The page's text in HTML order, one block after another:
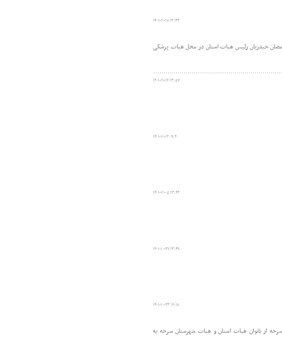
۱۴۰۱-۱۱-۱۸ ۱۳:۴۳
حیدریان رئیس هیات استان در محل هیات پزشکی
۱۴۰۱-۱۱-۱۶ ۱۳:۵۷
۱۴۰۱-۱۱-۱۲ ۰۹:۲۰
۱۴۰۱-۱۱-۰۵ ۱۳:۴۲
۱۴۰۱-۱۰-۲۷ ۱۳:۴۹
۱۴۰۱-۱۰-۲۳ ۱۶:۱۸
از بانوان هیات استان و هیات شهرستان سرخه به